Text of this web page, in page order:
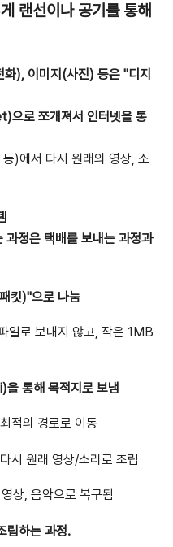
랜선이나 공기를 통해
), 이미지(사진) 등은 "디지
으로 쪼개져서 인터넷을 통
)에서 다시 원래의 영상, 소
과정은 택배를 보내는 과정과
킷)"으로 나눔
일로 보내지 않고, 작은 1MB
통해 목적지로 보냄
적의 경로로 이동
시 원래 영상/소리로 조립
상, 음악으로 복구됨
립하는 과정.